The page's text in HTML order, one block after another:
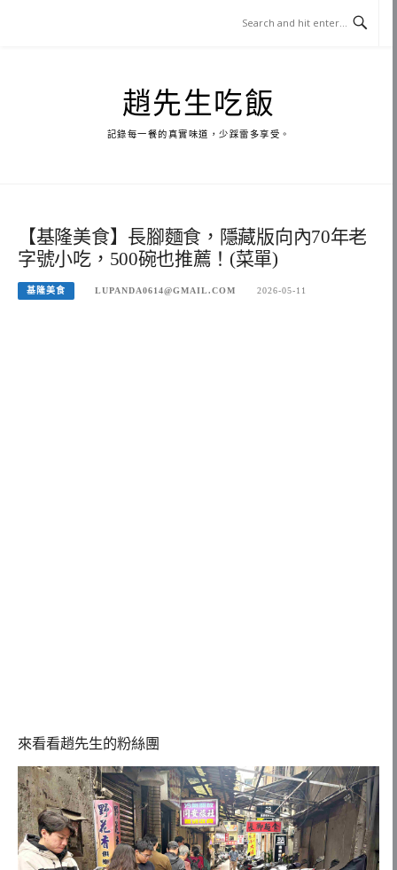
趙先生吃飯
記錄每一餐的真實味道，少踩雷多享受。
【基隆美食】長腳麵食，隱藏版向內70年老
字號小吃，500碗也推薦！(菜單)
基隆美食 LUPANDA0614@GMAIL.COM 2026-05-11
來看看趙先生的粉絲團